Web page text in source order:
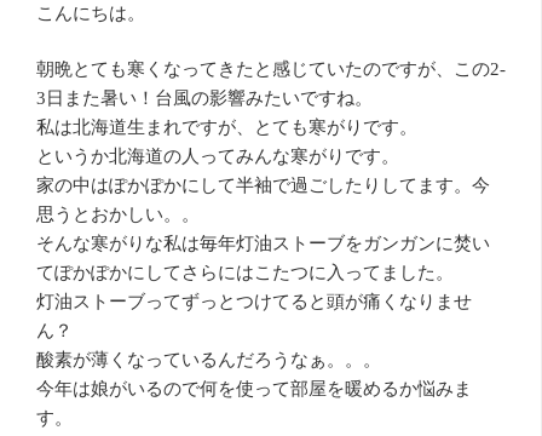
日:
こんにちは。
朝晩とても寒くなってきたと感じていたのですが、この2-
3日また暑い！台風の影響みたいですね。
私は北海道生まれですが、とても寒がりです。
というか北海道の人ってみんな寒がりです。
家の中はぽかぽかにして半袖で過ごしたりしてます。今
思うとおかしい。。
そんな寒がりな私は毎年灯油ストーブをガンガンに焚い
てぽかぽかにしてさらにはこたつに入ってました。
灯油ストーブってずっとつけてると頭が痛くなりませ
ん？
酸素が薄くなっているんだろうなぁ。。。
今年は娘がいるので何を使って部屋を暖めるか悩みま
す。